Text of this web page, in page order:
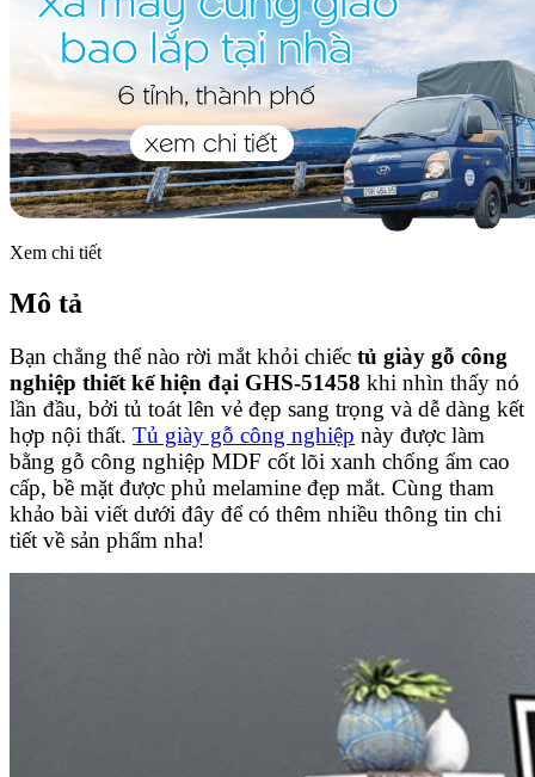
Xem chi tiết
Mô tả
Bạn chẳng thể nào rời mắt khỏi chiếc tủ giày gỗ công
nghiệp thiết kế hiện đại GHS-51458 khi nhìn thấy nó
lần đầu, bởi tủ toát lên vẻ đẹp sang trọng và dễ dàng kết
hợp nội thất. Tủ giày gỗ công nghiệp này được làm
bằng gỗ công nghiệp MDF cốt lõi xanh chống ẩm cao
cấp, bề mặt được phủ melamine đẹp mắt. Cùng tham
khảo bài viết dưới đây để có thêm nhiều thông tin chi
tiết về sản phẩm nha!